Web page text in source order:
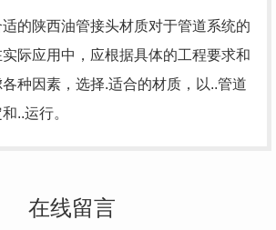
的陕西油管接头材质对于管道系统的
际应用中，应根据具体的工程要求和
种因素，选择.适合的材质，以..管道
..运行。
在线留言